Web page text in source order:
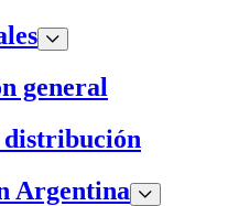
general
distribución
Argentina